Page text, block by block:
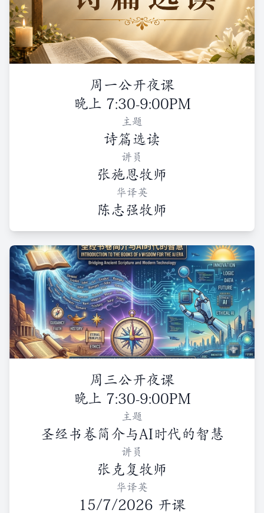
周一公开夜课
晚上 7:30-9:00PM
主题
诗篇选读
讲员
张施恩牧师
华译英
陈志强牧师
周三公开夜课
晚上 7:30-9:00PM
主题
圣经书卷简介与AI时代的智慧
讲员
张克复牧师
华译英
15/7/2026 开课